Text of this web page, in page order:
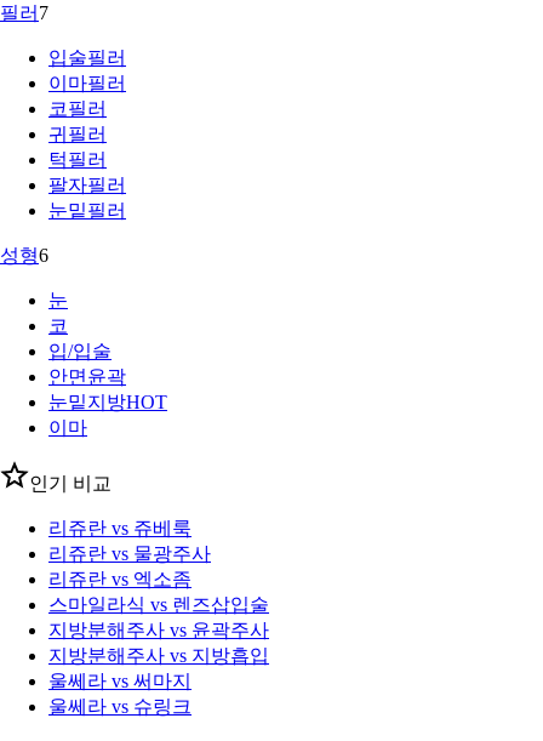
필러 7
입술필러
이마필러
코필러
귀필러
턱필러
팔자필러
눈밑필러
성형6
눈
코
입/입술
안면윤곽
눈밑지방HOT
이마
인기 비교
리쥬란 vs 쥬베룩
리쥬란 vs 물광주사
리쥬란 vs 엑소좀
스마일라식 vs 렌즈삽입술
지방분해주사 vs 윤곽주사
지방분해주사 vs 지방흡입
울쎄라 vs 써마지
울쎄라 vs 슈링크